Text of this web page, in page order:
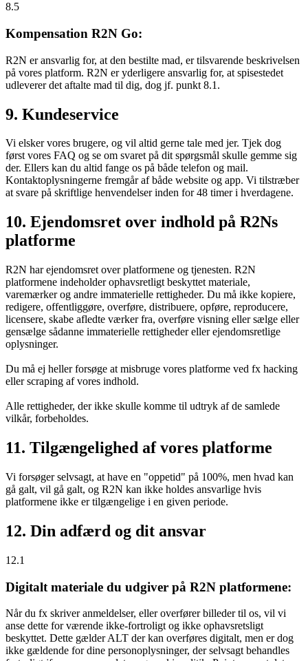
8.5
Kompensation R2N Go:
R2N er ansvarlig for, at den bestilte mad, er tilsvarende beskrivelsen
på vores platform. R2N er yderligere ansvarlig for, at spisestedet
udleverer det aftalte mad til dig, dog jf. punkt 8.1.
9. Kundeservice
Vi elsker vores brugere, og vil altid gerne tale med jer. Tjek dog
først vores FAQ og se om svaret på dit spørgsmål skulle gemme sig
der. Ellers kan du altid fange os på både telefon og mail.
Kontaktoplysningerne fremgår af både website og app. Vi tilstræber
at svare på skriftlige henvendelser inden for 48 timer i hverdagene.
10. Ejendomsret over indhold på R2Ns
platforme
R2N har ejendomsret over platformene og tjenesten. R2N
platformene indeholder ophavsretligt beskyttet materiale,
varemærker og andre immaterielle rettigheder. Du må ikke kopiere,
redigere, offentliggøre, overføre, distribuere, opføre, reproducere,
licensere, skabe afledte værker fra, overføre visning eller sælge eller
gensælge sådanne immaterielle rettigheder eller ejendomsretlige
oplysninger.
Du må ej heller forsøge at misbruge vores platforme ved fx hacking
eller scraping af vores indhold.
Alle rettigheder, der ikke skulle komme til udtryk af de samlede
vilkår, forbeholdes.
11. Tilgængelighed af vores platforme
Vi forsøger selvsagt, at have en "oppetid" på 100%, men hvad kan
gå galt, vil gå galt, og R2N kan ikke holdes ansvarlige hvis
platformene ikke er tilgængelige i en given periode.
12. Din adfærd og dit ansvar
12.1
Digitalt materiale du udgiver på R2N platformene:
Når du fx skriver anmeldelser, eller overfører billeder til os, vil vi
anse dette for værende ikke-fortroligt og ikke ophavsretsligt
beskyttet. Dette gælder ALT der kan overføres digitalt, men er dog
ikke gældende for dine personoplysninger, der selvsagt behandles